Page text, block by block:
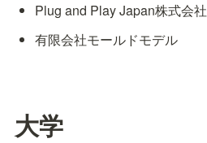
Plug and Play Japan株式会社
有限会社モールドモデル
大学